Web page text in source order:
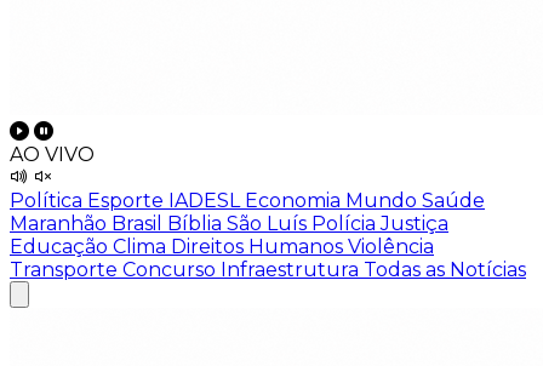
AO VIVO
Política Esporte IADESL Economia Mundo Saúde
Maranhão Brasil Bíblia São Luís PolíciaJustiça
Educação Clima Direitos Humanos Violência
Transporte Concurso Infraestrutura Todas as Notícias